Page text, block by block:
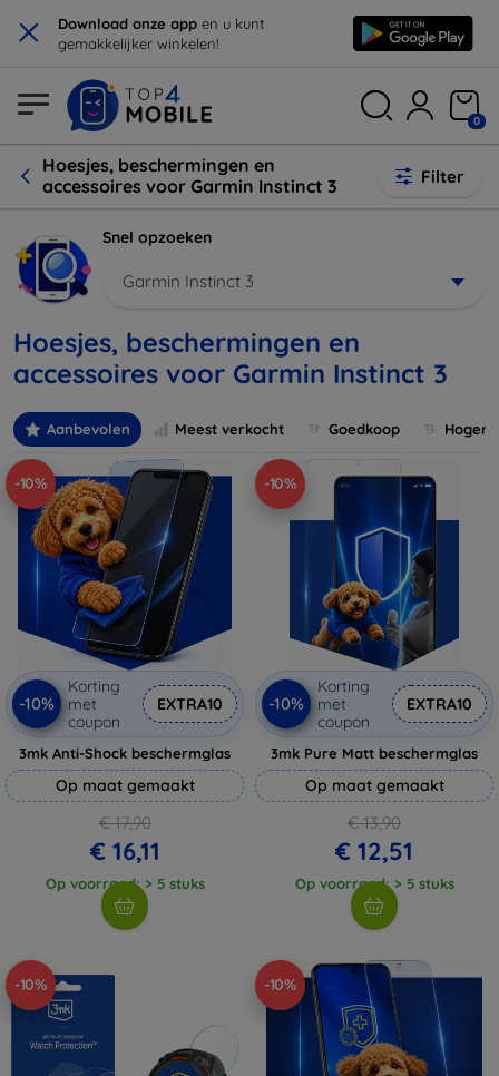
× Download onze app en u kunt
gemakkelijker winkelen!
0
Hoesjes, beschermingen en
accessoires voor Garmin Instinct 3
Filter
Snel opzoeken
Garmin Instinct 3
Hoesjes, beschermingen en
accessoires voor Garmin Instinct 3
Aanbevolen Meest verkocht Goedkoop
-10%
-10%
Korting
met
coupon
EXTRA10
3mk Anti-Shock beschermglas
Op maat gemaakt
€ 17,90
€ 16,11
Op voorraad: > 5 stuks
-10%
-10%
Korting
met
coupon
EXTRA10
3mk Pure Matt beschermglas
Op maat gemaakt
€ 13,90
€ 12,51
Op voorraad: > 5 stuks
-10% -10%